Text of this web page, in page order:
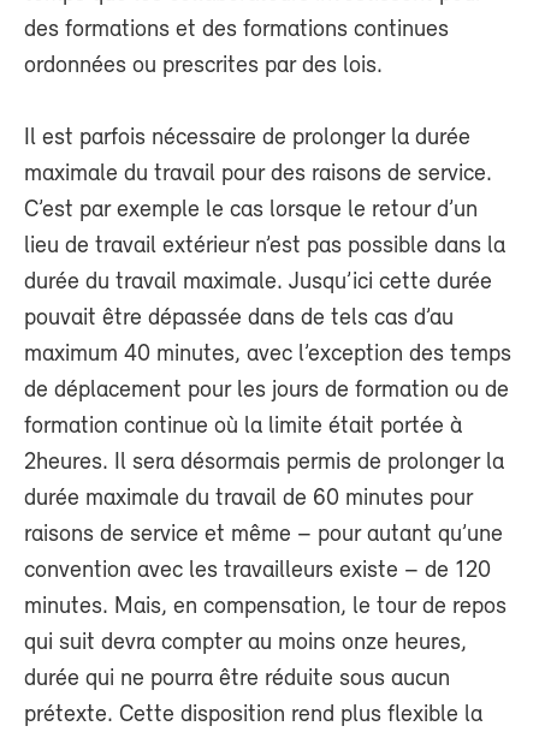
des formations et des formations continues
ordonnées ou prescrites par des lois.
Il est parfois nécessaire de prolonger la durée
maximale du travail pour des raisons de service.
C’est par exemple le cas lorsque le retour d’un
lieu de travail extérieur n’est pas possible dans la
durée du travail maximale. Jusqu’ici cette durée
pouvait être dépassée dans de tels cas d’au
maximum 40 minutes, avec l’exception des temps
de déplacement pour les jours de formation ou de
formation continue où la limite était portée à
2heures. Il sera désormais permis de prolonger la
durée maximale du travail de 60 minutes pour
raisons de service et même – pour autant qu’une
convention avec les travailleurs existe – de 120
minutes. Mais, en compensation, le tour de repos
qui suit devra compter au moins onze heures,
durée qui ne pourra être réduite sous aucun
prétexte. Cette disposition rend plus flexible la